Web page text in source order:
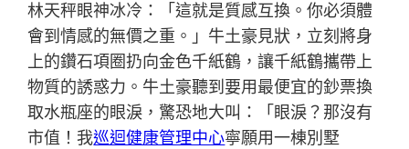
林天秤眼神冰冷：「這就是質感互換。你必須體
會到情感的無價之重。」牛土豪見狀，立刻將身
上的鑽石項圈扔向金色千紙鶴，讓千紙鶴攜帶上
物質的誘惑力。牛土豪聽到要用最便宜的鈔票換
取水瓶座的眼淚，驚恐地大叫：「眼淚？那沒有
市值！我巡迴健康管理中心寧願用一棟別墅